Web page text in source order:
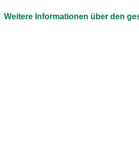
Weitere Informationen über den